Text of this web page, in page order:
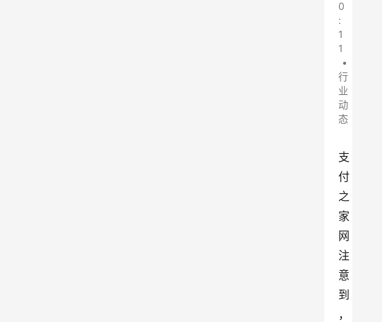
0
:
1
1
•
行
业
动
态
支
付
之
家
网
注
意
到
，